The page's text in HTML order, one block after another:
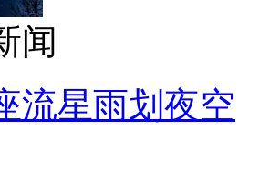
闻
流星雨划夜空